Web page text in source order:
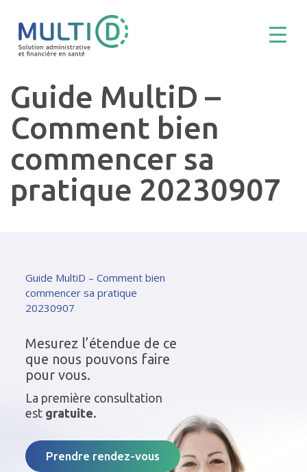
Guide MultiD –
Comment bien
commencer sa
pratique 20230907
Guide MultiD – Comment bien
commencer sa pratique
20230907
Mesurez l’étendue de ce
que nous pouvons faire
pour vous.
La première consultation
est gratuite.
Prendre rendez-vous